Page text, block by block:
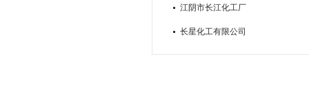
江阴市长江化工厂
长星化工有限公司